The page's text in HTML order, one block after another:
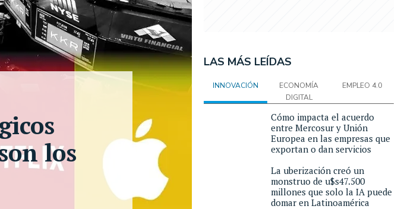
los
LAS MÁS LEÍDAS
INNOVACIÓN
ECONOMÍA
DIGITAL
EMPLEO 4.0
Cómo impacta el acuerdo
entre Mercosur y Unión
Europea en las empresas que
exportan o dan servicios
La uberización creó un
monstruo de u$s47.500
millones que solo la IA puede
domar en Latinoamérica